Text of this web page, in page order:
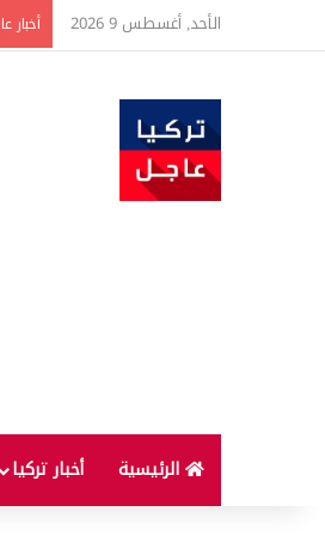
الأحد, أغسطس 9 2026 أخبار
الرئيسية أخبار تركيا